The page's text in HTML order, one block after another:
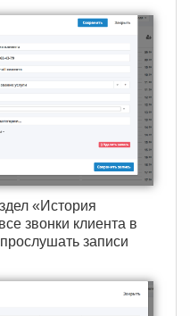
«История
звонки клиента в
записи